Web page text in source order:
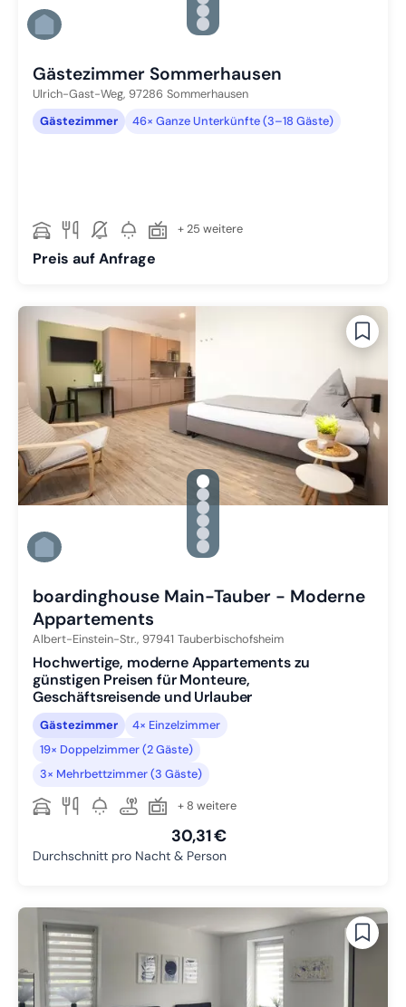
Zu Slide 4 wechseln
Zu Slide 5 wechseln
Zu Slide 6 wechseln
Gästezimmer Sommerhausen
Ulrich-Gast-Weg, 97286 Sommerhausen
Gästezimmer
46× Ganze Unterkünfte (3–18 Gäste)
+ 25 weitere
Preis auf Anfrage
gallery.slide_selector
Zu Slide 1 wechseln
Zu Slide 2 wechseln
Zu Slide 3 wechseln
Zu Slide 4 wechseln
Zu Slide 5 wechseln
Zu Slide 6 wechseln
boardinghouse Main-Tauber - Moderne
Appartements
Albert-Einstein-Str., 97941 Tauberbischofsheim
Hochwertige, moderne Appartements zu
günstigen Preisen für Monteure,
Geschäftsreisende und Urlauber
Gästezimmer
4× Einzelzimmer
19× Doppelzimmer (2 Gäste)
3× Mehrbettzimmer (3 Gäste)
+ 8 weitere
30,31 €
Durchschnitt pro Nacht & Person